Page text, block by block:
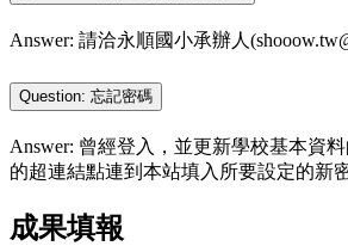
Answer: 請洽永順國小承辦人
Question: 忘記密碼
Answer: 曾經登入，並更新學校基本資
的超連結點連到本站填入所要設定的新
成果填報